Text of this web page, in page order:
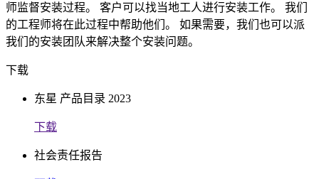
师监督安装过程。 客户可以找当地工人进行安装工作。 我们
的工程师将在此过程中帮助他们。 如果需要，我们也可以派
我们的安装团队来解决整个安装问题。
下载
东星 产品目录 2023
下载
社会责任报告